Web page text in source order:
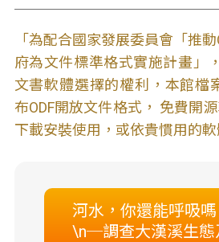
「為配合國家發展委員會「推
府為文件標準格式實施計畫」
文書軟體選擇的權利，本館檔
布ODF開放文件格式， 免費開
下載安裝使用，或依貴慣用的軟
河水，你還能呼吸嗎
\n─調查大漢溪生態